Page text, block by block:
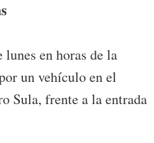
en horas de la
un vehículo en el
Sula, frente a la entrada